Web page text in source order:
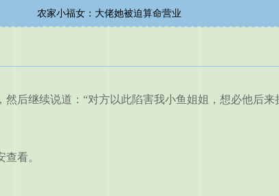
农家小福女：大佬她被迫算命营业
继续说道：“对方以此陷害我小鱼姐姐，想必他后来
看。